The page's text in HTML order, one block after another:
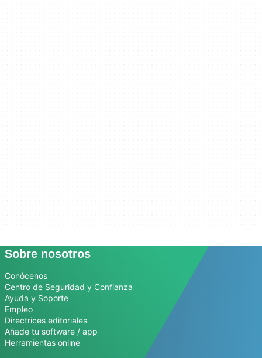
Sobre nosotros
Conócenos
Centro de Seguridad y Confianza
Ayuda y Soporte
Empleo
Directrices editoriales
Añade tu software / app
Herramientas online